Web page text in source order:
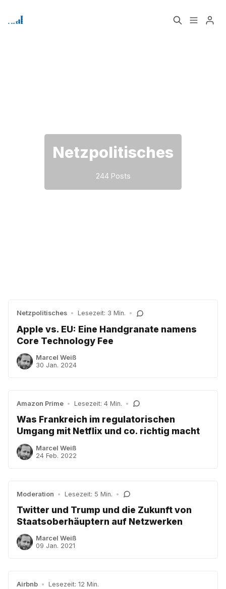
Netzpolitisches
244 Posts
Netzpolitisches • Lesezeit: 3 Min. •
Apple vs. EU: Eine Handgranate namens
Core Technology Fee
Marcel Weiß
30 Jan. 2024
Amazon Prime • Lesezeit: 4 Min. •
Was Frankreich im regulatorischen
Umgang mit Netflix und co. richtig macht
Marcel Weiß
24 Feb. 2022
Moderation • Lesezeit: 5 Min. •
Twitter und Trump und die Zukunft von
Staatsoberhäuptern auf Netzwerken
Marcel Weiß
09 Jan. 2021
Airbnb • Lesezeit: 12 Min.